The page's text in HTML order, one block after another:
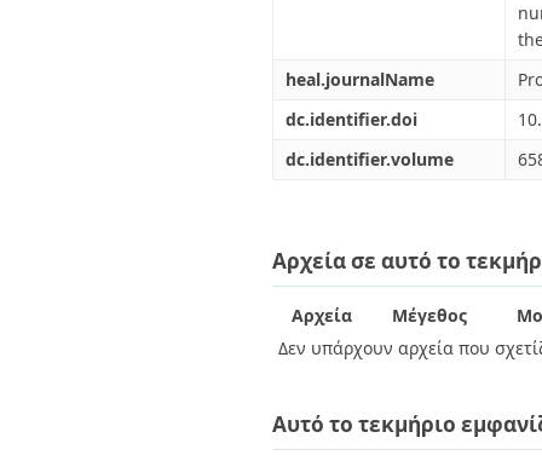
heal.journalName
dc.identifier.doi
dc.identifier.volume
Αρχεία σε αυτό το
Αρχεία Μέγεθος
Δεν υπάρχουν αρχεία που
Αυτό το τεκμήριο